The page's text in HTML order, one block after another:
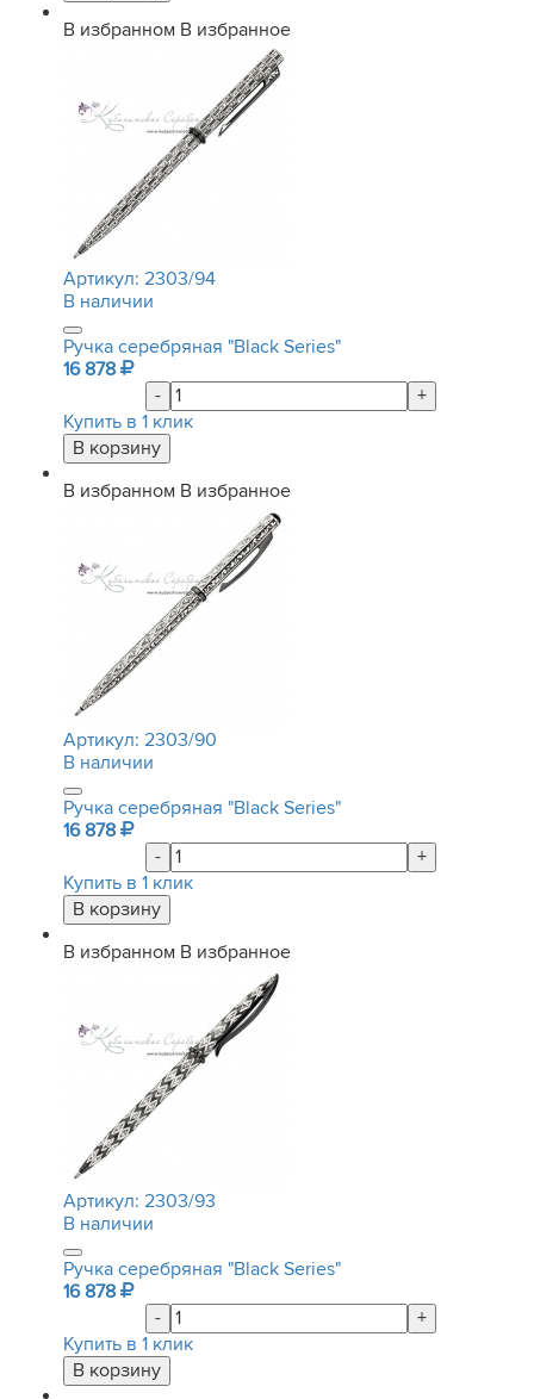
В избранном В избранное
Артикул: 2303/94
В наличии
Ручка серебряная "Black Series"
16 878
-
+
Купить в 1 клик
В избранном В избранное
Артикул: 2303/90
В наличии
Ручка серебряная "Black Series"
16 878
-
+
Купить в 1 клик
В избранном В избранное
Артикул: 2303/93
В наличии
Ручка серебряная "Black Series"
16 878
-
+
Купить в 1 клик